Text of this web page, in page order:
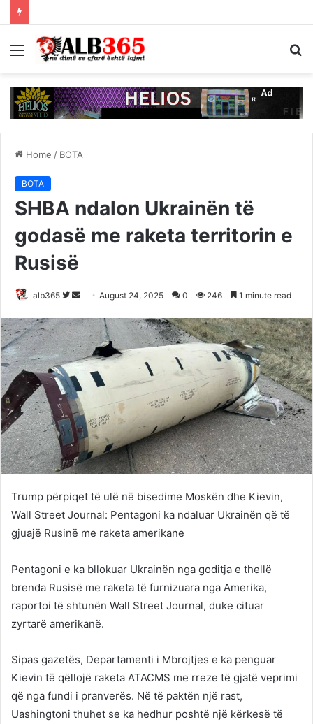
Menu
Home / BOTA
BOTA
SHBA ndalon Ukrainën të
godasë me raketa territorin e
Rusisë
alb365
Follow
Twitter
Send
email
August 24, 2025 0 246 1 minute read
Trump përpiqet të ulë në bisedime Moskën dhe Kievin,
Wall Street Journal: Pentagoni ka ndaluar Ukrainën që të
gjuajë Rusinë me raketa amerikane
Pentagoni e ka bllokuar Ukrainën nga goditja e thellë
brenda Rusisë me raketa të furnizuara nga Amerika,
raportoi të shtunën Wall Street Journal, duke cituar
zyrtarë amerikanë.
Sipas gazetës, Departamenti i Mbrojtjes e ka penguar
Kievin të qëllojë raketa ATACMS me rreze të gjatë veprimi
që nga fundi i pranverës. Në të paktën një rast,
Uashingtoni thuhet se ka hedhur poshtë një kërkesë të